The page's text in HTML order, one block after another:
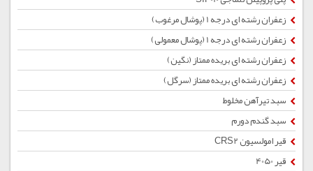
زعفران رشته ای درجه 1 (پوشال مرغوب)
زعفران رشته ای درجه 1 (پوشال معمولی)
زعفران رشته ای بریده ممتاز (نگین)
زعفران رشته ای بریده ممتاز (سرگل)
سبد تیرآهن مخلوط
سبد گندم دورم
قیر امولسیون CRS2
قیر 4050